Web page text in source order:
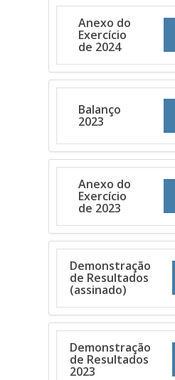
Anexo do
Exercício
de 2024
Balanço
2023
Anexo do
Exercício
de 2023
Demonstração
de Resultados
(assinado)
Demonstração
de Resultados
2023